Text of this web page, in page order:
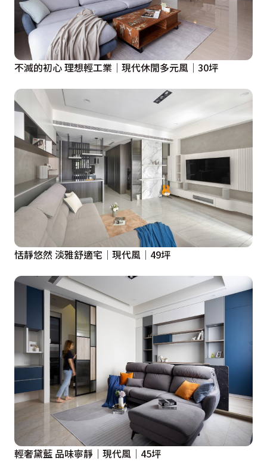
不滅的初心 理想輕工業│現代休閒多元風│30坪
恬靜悠然 淡雅舒適宅│現代風│49坪
輕奢黛藍 品味寧靜│現代風│45坪